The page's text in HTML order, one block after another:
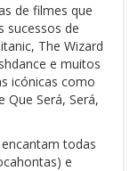
de filmes que
sucessos de
The Wizard
e muitos
icónicas como
Que Será, Será,
todas
e